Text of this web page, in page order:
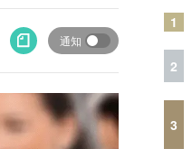
通知
1
2
3